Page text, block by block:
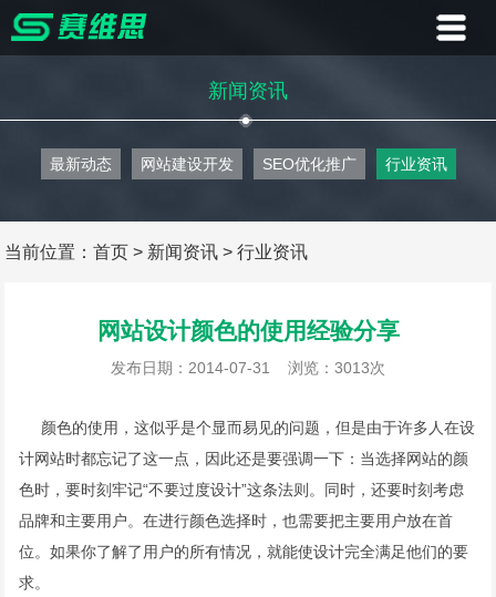
新闻资讯
最新动态 网站建设开发 SEO优化推广 行业资讯
当前位置：首页 > 新闻资讯 >行业资讯
网站设计颜色的使用经验分享
发布日期：2014-07-31 浏览：3013次
颜色的使用，这似乎是个显而易见的问题，但是由于许多人在设
计网站时都忘记了这一点，因此还是要强调一下：当选择网站的颜
色时，要时刻牢记“不要过度设计”这条法则。同时，还要时刻考虑
品牌和主要用户。在进行颜色选择时，也需要把主要用户放在首
位。如果你了解了用户的所有情况，就能使设计完全满足他们的要
求。